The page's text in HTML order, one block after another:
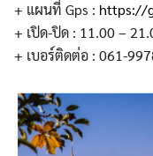
+ แผนที่ Gps : https://
+ เปิด-ปิด : 11.00 –
+ เบอร์ติดต่อ : 061-